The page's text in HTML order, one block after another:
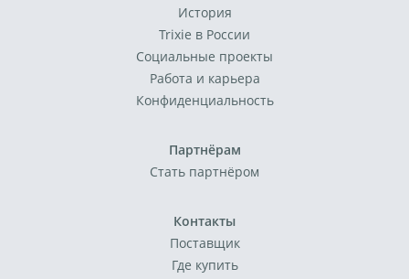
История
Trixie в России
Социальные проекты
Работа и карьера
Конфиденциальность
Партнёрам
Стать партнёром
Контакты
Поставщик
Где купить